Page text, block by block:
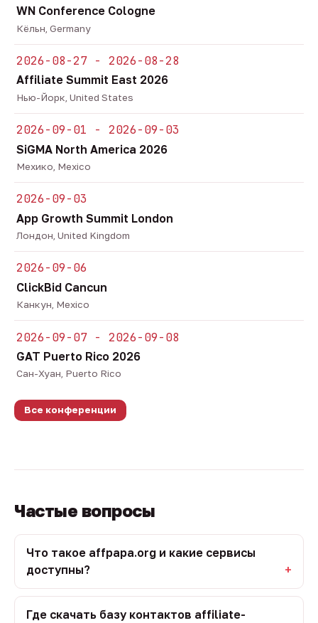
WN Conference Cologne
Кёльн, Germany
2026-08-27 - 2026-08-28
Affiliate Summit East 2026
Нью-Йорк, United States
2026-09-01 - 2026-09-03
SiGMA North America 2026
Мехико, Mexico
2026-09-03
App Growth Summit London
Лондон, United Kingdom
2026-09-06
ClickBid Cancun
Канкун, Mexico
2026-09-07 - 2026-09-08
GAT Puerto Rico 2026
Сан-Хуан, Puerto Rico
Все конференции
Частые вопросы
Что такое affpapa.org и какие сервисы
доступны?
Где скачать базу контактов affiliate-